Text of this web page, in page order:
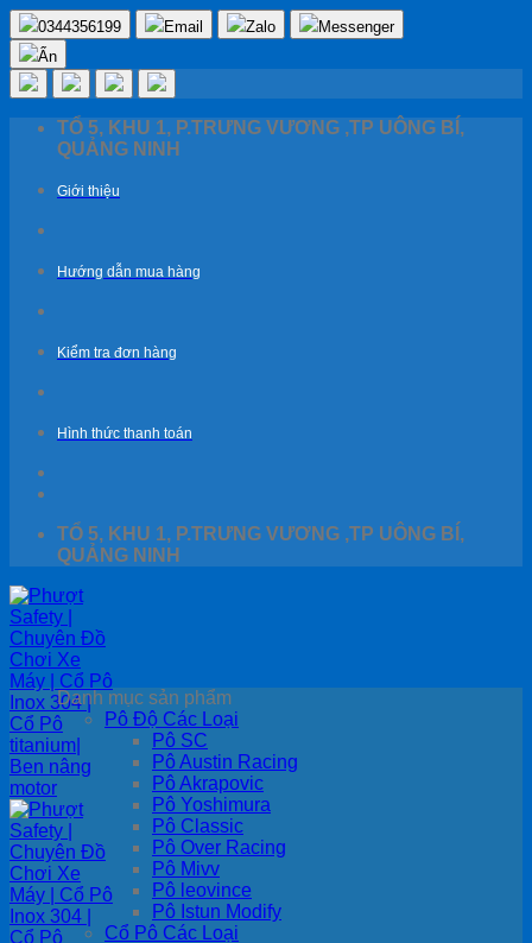
0344356199 Email Zalo
Messenger
Ẩn
đến
TỔ 5, KHU 1, P.TRƯNG VƯƠNG ,TP UÔNG BÍ,
QUẢNG NINH
Giới thiệu
Hướng dẫn mua hàng
Kiểm tra đơn hàng
Hình thức thanh toán
TỔ 5, KHU 1, P.TRƯNG VƯƠNG ,TP UÔNG BÍ,
QUẢNG NINH
Danh mục sản phẩm
Pô Độ Các Loại
Pô SC
Pô Austin Racing
Pô Akrapovic
Pô Yoshimura
Pô Classic
Pô Over Racing
Pô Mivv
Pô leovince
Pô Istun Modify
Cổ Pô Các Loại